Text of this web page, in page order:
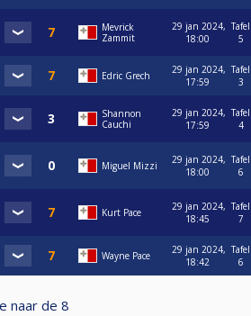
Mevrick
Zammit
29 jan 2024,
18:00
Tafel
5
Edric Grech
29 jan 2024,
17:59
Tafel
3
Shannon
Cauchi
29 jan 2024,
17:59
Tafel
4
Miguel Mizzi
29 jan 2024,
18:00
Tafel
6
Kurt Pace
29 jan 2024,
18:45
Tafel
7
Wayne Pace
29 jan 2024,
18:42
Tafel
6
naar de 8